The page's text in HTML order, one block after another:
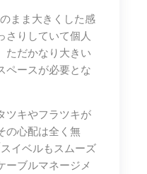
まま大きくした感
さりしていて個人
ただかなり大きい
ペースが必要とな
ツキやフラツキが
の心配は全く無
イベルもスムーズ
ーブルマネージメ